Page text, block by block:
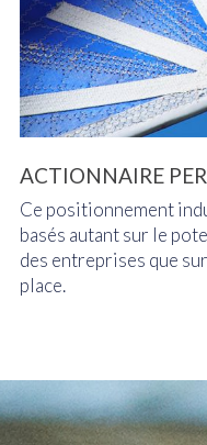
ACTIONNAIRE
Ce positionnement
basés autant sur le
des entreprises que
place.